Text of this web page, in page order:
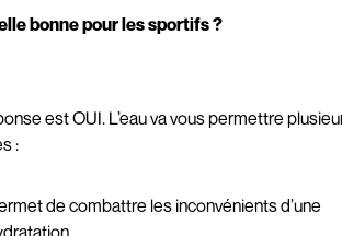
bonne pour les sportifs ?
est OUI. L’eau va vous permettre
:
de combattre les inconvénients d’une